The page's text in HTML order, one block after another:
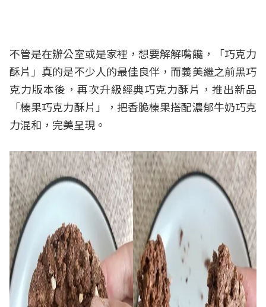
不管是在辦公室或是家裡，想要解解嘴饞，「巧克力
酥片」真的是不少人的最佳良伴，而義美繼之前黑巧
克力版本後，再次升級經典巧克力酥片，推出新品
「榛果巧克力酥片」，把香脆榛果搭配濃郁牛奶巧克
力混和，完美呈現。